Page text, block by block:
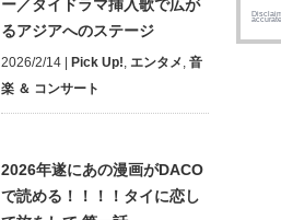
ー／タイドラマ挿入歌で広が
るアジアへのステージ
2026/2/14 Pick Up!, エンタメ, 音
楽 ＆ コンサート
2026年遂にあの漫画がDACO
で読める！！！！タイに恋し